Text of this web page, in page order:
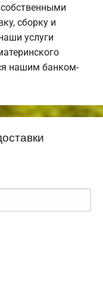
сборку и
услуги
нашим банком-